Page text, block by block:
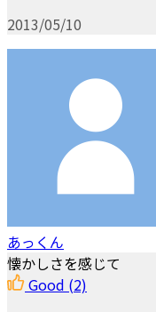
2013/05/10
あっくん
懐かしさを感じて
Good (2)